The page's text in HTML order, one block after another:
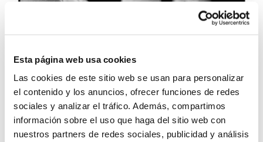
Esta página web usa cookies
Las cookies de este sitio web se usan para personalizar
el contenido y los anuncios, ofrecer funciones de redes
sociales y analizar el tráfico. Además, compartimos
información sobre el uso que haga del sitio web con
nuestros partners de redes sociales, publicidad y análisis
CATA EN BEMBIBRE